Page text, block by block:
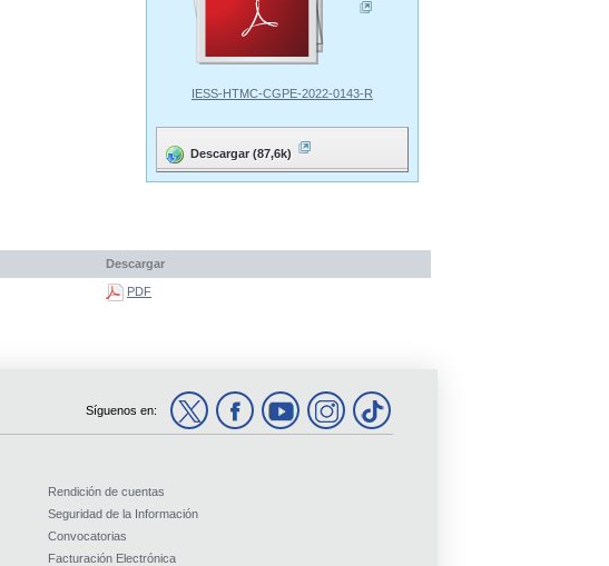
IESS-HTMC-CGPE-2022-0143-R
Descargar (87,6k)
Descargar
PDF
Síguenos en:
Rendición de cuentas
Seguridad de la Información
Convocatorias
Facturación Electrónica